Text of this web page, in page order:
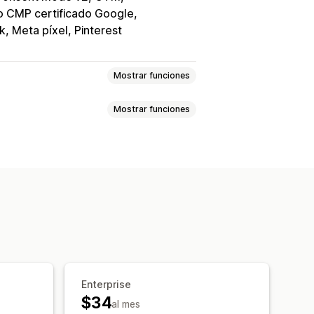
CMP certificado Google
Meta píxel, Pinterest
Mostrar funciones
Mostrar funciones
Enterprise
$34al mes